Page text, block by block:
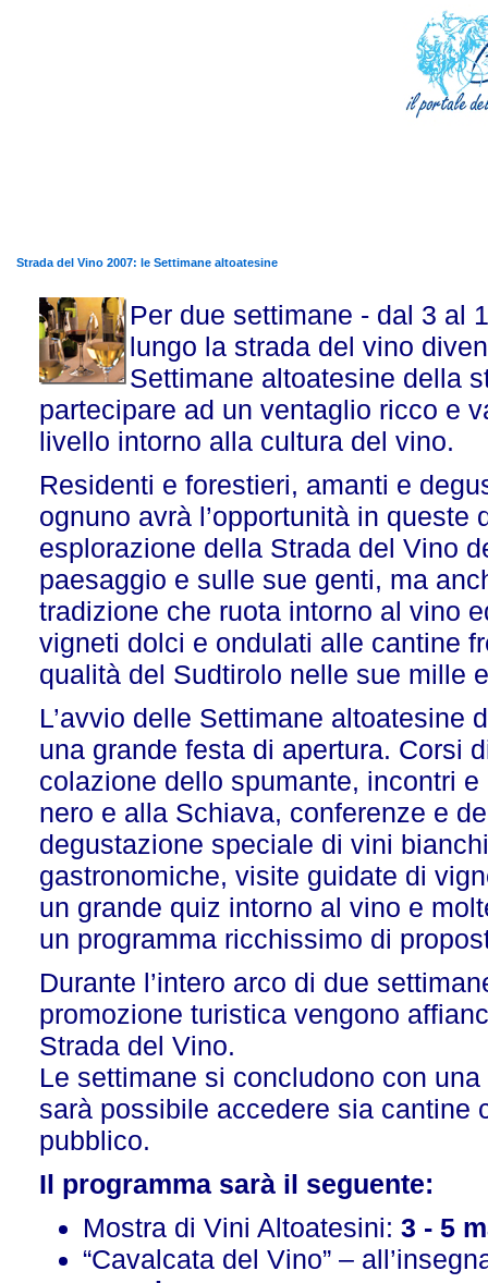
Strada del Vino 2007: le Settimane altoatesine
Per due settimane - dal 3 al
lungo la strada del vino
Settimane altoatesine della
partecipare ad un ventaglio ricco e
livello intorno alla cultura del vino.
Residenti e forestieri, amanti e
ognuno avrà l’opportunità in
esplorazione della Strada del Vino
paesaggio e sulle sue genti, ma
tradizione che ruota intorno al vino
vigneti dolci e ondulati alle cantine
qualità del Sudtirolo nelle sue mille
L’avvio delle Settimane altoatesine
una grande festa di apertura. Corsi
colazione dello spumante, incontri
nero e alla Schiava, conferenze e
degustazione speciale di vini
gastronomiche, visite guidate di
un grande quiz intorno al vino e
un programma ricchissimo di
Durante l’intero arco di due
promozione turistica vengono
Strada del Vino.
Le settimane si concludono con
sarà possibile accedere sia cantine
pubblico.
Il programma sarà il seguente:
Mostra di Vini Altoatesini: 3 - 5
“Cavalcata del Vino” –